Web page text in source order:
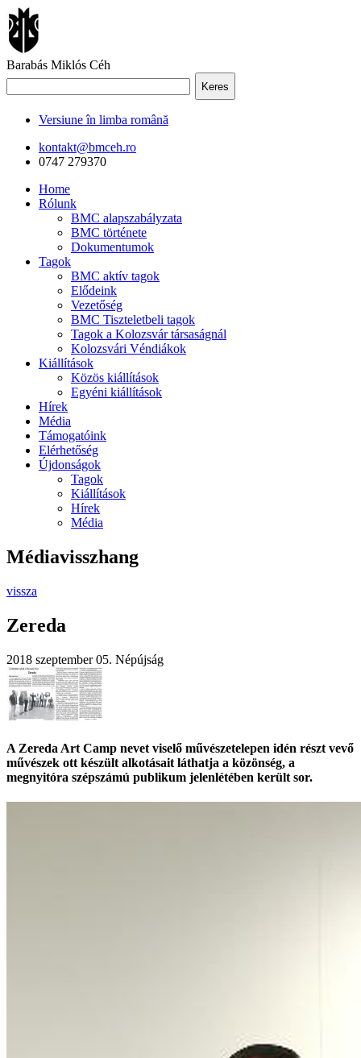
Barabás Miklós Céh
Keres
Versiune în limba română
kontakt@bmceh.ro
0747 279370
Home
Rólunk
BMC alapszabályzata
BMC története
Dokumentumok
Tagok
BMC aktív tagok
Elődeink
Vezetőség
BMC Tiszteletbeli tagok
Tagok a Kolozsvár társaságnál
Kolozsvári Véndiákok
Kiállítások
Közös kiállítások
Egyéni kiállítások
Hírek
Média
Támogatóink
Elérhetőség
Újdonságok
Tagok
Kiállítások
Hírek
Média
Médiavisszhang
vissza
Zereda
2018 szeptember 05. Népújság
A Zereda Art Camp nevet viselő művészetelepen idén részt vevő
művészek ott készült alkotásait láthatja a közönség, a
megnyitóra szépszámú publikum jelenlétében került sor.